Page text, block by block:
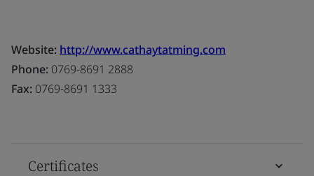
Website: http://www.cathaytatming.com
Phone: 0769-8691 2888
Fax: 0769-8691 1333
Certificates